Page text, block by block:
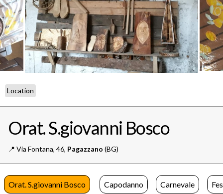
Location
Orat. S.giovanni Bosco
📍️ Via Fontana, 46, Pagazzano (BG)
Orat. S.giovanni Bosco Capodanno Carnevale